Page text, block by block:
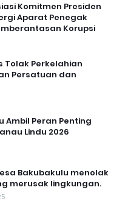
Komitmen Presiden
Aparat Penegak
Korupsi
Tolak Perkelahian
Persatuan dan
Ambil Peran Penting
Lindu 2026
Bakubakulu menolak
merusak lingkungan.